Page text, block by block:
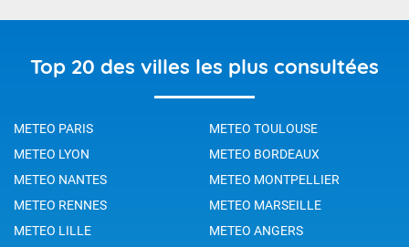
Top 20 des villes les plus consultées
METEO PARIS
METEO TOULOUSE
METEO LYON
METEO BORDEAUX
METEO NANTES
METEO MONTPELLIER
METEO RENNES
METEO MARSEILLE
METEO LILLE
METEO ANGERS